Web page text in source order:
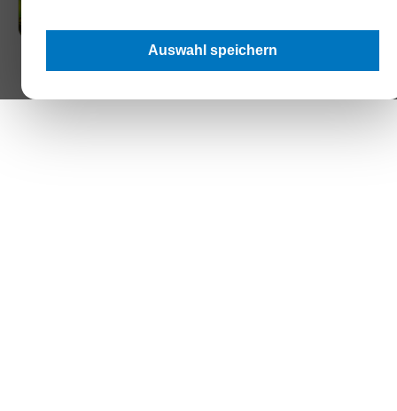
Auswahl speichern
ist es, Hörer:innen Einblicke in die Welt der nachhaltigen
zu bieten und dabei gleichzeitig Unterhaltung zu bieten. Infotainment,
neudeutsch heißt. Dass es sich bei unserem Podcast um eine runde
handelt, kann übrigens wörtlich genommen werden! Denn die Aufnahmen
Gespräche finden nicht einfach in einem Studio statt, sondern im extra
ausgestatten Waggon 28 des Wiener Riesenrades! Wir wünschen euch